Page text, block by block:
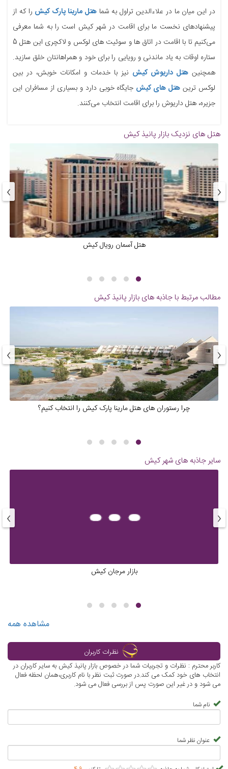
در این میان ما در علاءالدین تراول به شماهتل مارینا پارک کیش را که از
پیشنهادهای نخست ما برای اقامت در شهر کیش است را به شما معرفی
می‌کنیم تا با اقامت در اتاق ها و سوئیت های لوکس و لاکچری این هتل 5
ستاره اوقات به یاد ماندنی و رویایی را برای خود و همراهانتان خلق سازید.
همچنین هتل داریوش کیش نیز با خدمات و امکانات خوبش، در بین
لوکس ترین هتل های کیش جایگاه خوبی دارد و بسیاری از مسافران این
جزیره، هتل داریوش را برای اقامت انتخاب می‌کنند.
هتل های نزدیک بازار پانیذ کیش
هتل آسمان رویال کیش
‹
›
مطالب مرتبط با جاذبه های بازار پانیذ کیش
چرا رستوران های هتل مارینا پارک کیش را انتخاب کنیم؟
‹
›
سایر جاذبه های شهرکیش
بازار مرجان کیش
‹
›
مشاهده همه
نظرات کاربران
کاربر محترم : نظرات و تجربیات شما در خصوص بازار پانیذ کیش به سایر کاربران در
انتخاب های خود کمک می کند.در صورت ثبت نظر با نام کاربری،همان لحظه فعال
می شود و در غیر این صورت پس از بررسی فعال می شود.
نام شما
عنوان نظر شما